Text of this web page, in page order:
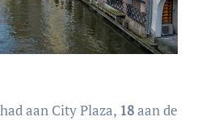
aan City Plaza, 18aan de